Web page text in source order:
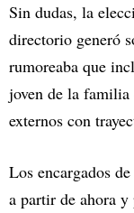
Sin dudas, la
directorio generó
rumoreaba que
joven de la familia
externos con
Los encargados
a partir de ahora